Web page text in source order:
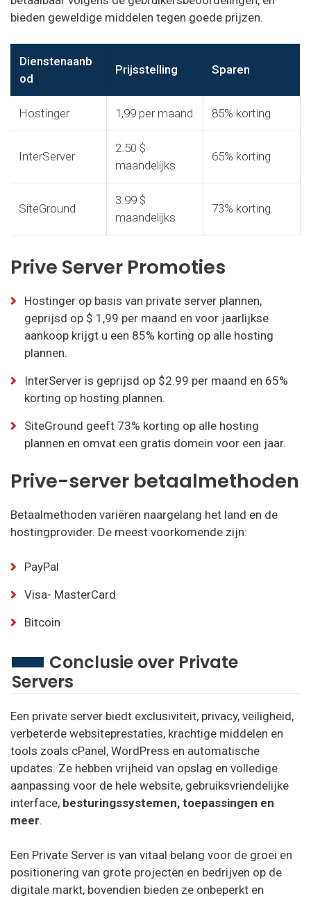
bieden geweldige middelen tegen goede prijzen.
Dienstenaanb
od
Prijsstelling Sparen
Hostinger 1,99 per maand 85% korting
InterServer
2.50 $
maandelijks
65% korting
SiteGround
3.99 $
maandelijks
73% korting
Prive Server Promoties
Hostinger op basis van private server plannen,
geprijsd op $ 1,99 per maand en voor jaarlijkse
aankoop krijgt u een 85% korting op alle hosting
plannen.
InterServer is geprijsd op $2.99 per maand en 65%
korting op hosting plannen.
SiteGround geeft 73% korting op alle hosting
plannen en omvat een gratis domein voor een jaar.
Prive-server betaalmethoden
Betaalmethoden variëren naargelang het land en de
hostingprovider. De meest voorkomende zijn:
PayPal
Visa- MasterCard
Bitcoin
Conclusie over Private
Servers
Een private server biedt exclusiviteit, privacy, veiligheid,
verbeterde websiteprestaties, krachtige middelen en
tools zoals cPanel, WordPress en automatische
updates. Ze hebben vrijheid van opslag en volledige
aanpassing voor de hele website, gebruiksvriendelijke
interface, besturingssystemen, toepassingen en
meer.
Een Private Server is van vitaal belang voor de groei en
positionering van grote projecten en bedrijven op de
digitale markt, bovendien bieden ze onbeperkt en